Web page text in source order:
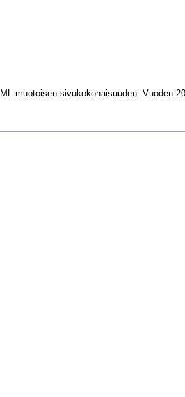
muotoisen sivukokonaisuuden. Vuoden